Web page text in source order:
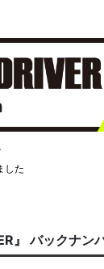
した
』 バックナン